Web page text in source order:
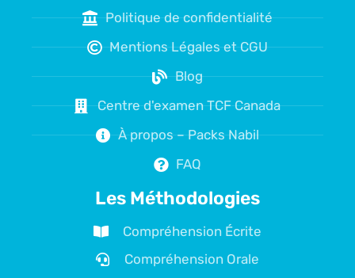
Politique de confidentialité
Mentions Légales et CGU
Blog
Centre d'examen TCF Canada
À propos – Packs Nabil
FAQ
Les Méthodologies
Compréhension Écrite
Compréhension Orale